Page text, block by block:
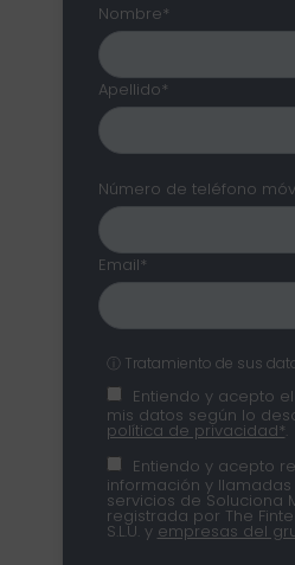
Nombre*
Apellido*
Número de teléfono
Email*
ⓘ Tratamiento de sus
Entiendo y acepto
mis datos según lo
política de privacidad*
Entiendo y acepto
información y
servicios de Soluciona
registrada por The
S.L.U. y empresas del